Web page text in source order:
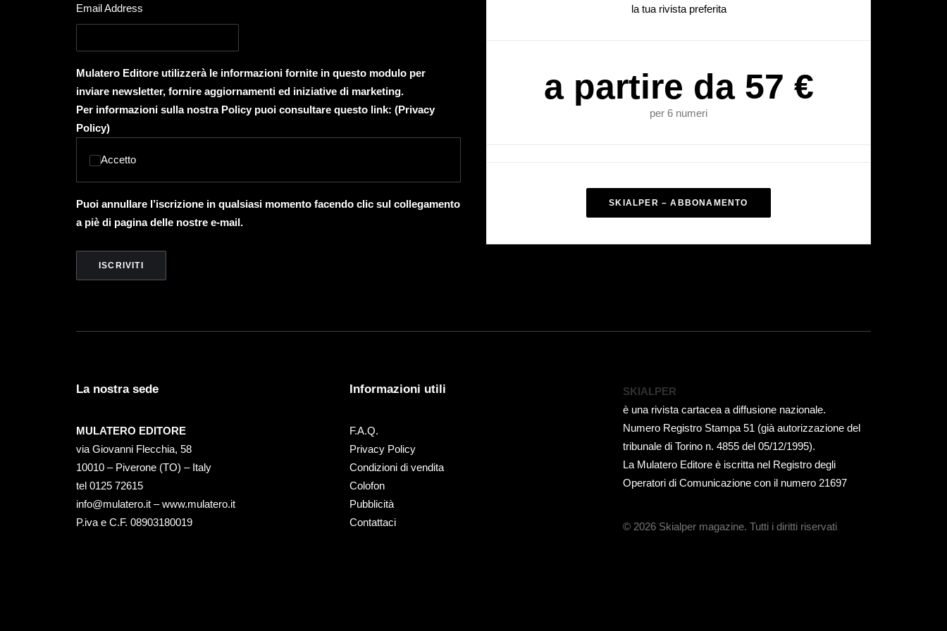
Email Address
Mulatero Editore utilizzerà le informazioni fornite in questo modulo per
inviare newsletter, fornire aggiornamenti ed iniziative di marketing.
Per informazioni sulla nostra Policy puoi consultare questo link: (Privacy
Policy)
Accetto
Puoi annullare l’iscrizione in qualsiasi momento facendo clic sul collegamento
a piè di pagina delle nostre e-mail.
la tua rivista preferita
a partire da 57 €
per 6 numeri
SKIALPER – ABBONAMENTO
La nostra sede
MULATERO EDITORE
via Giovanni Flecchia, 58
10010 – Piverone (TO) – Italy
tel ‭0125 72615‬
info@mulatero.it –www.mulatero.it
P.iva e C.F. 08903180019
Informazioni utili
F.A.Q.
Privacy Policy
Condizioni di vendita
Colofon
Pubblicità
Contattaci
SKIALPER
è una rivista cartacea a diffusione nazionale.
Numero Registro Stampa 51 (già autorizzazione del
tribunale di Torino n. 4855 del 05/12/1995).
La Mulatero Editore è iscritta nel Registro degli
Operatori di Comunicazione con il numero 21697
© 2026 Skialper magazine. Tutti i diritti riservati